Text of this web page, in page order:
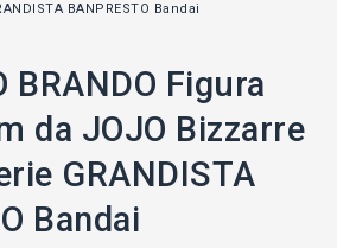
BANPRESTO Bandai
BRANDO Figura
da JOJO Bizzarre
GRANDISTA
Bandai